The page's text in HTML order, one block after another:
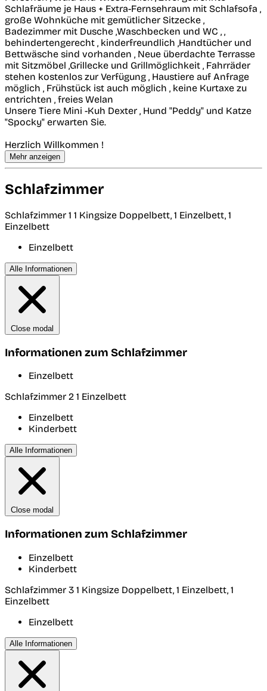
Schlafräume je Haus + Extra-Fernsehraum mit Schlafsofa ,
große Wohnküche mit gemütlicher Sitzecke ,
Badezimmer mit Dusche ,Waschbecken und WC , ,
behindertengerecht , kinderfreundlich ,Handtücher und
Bettwäsche sind vorhanden , Neue überdachte Terrasse
mit Sitzmöbel ,Grillecke und Grillmöglichkeit , Fahrräder
stehen kostenlos zur Verfügung , Haustiere auf Anfrage
möglich , Frühstück ist auch möglich , keine Kurtaxe zu
entrichten , freies Welan
Unsere Tiere Mini -Kuh Dexter , Hund "Peddy" und Katze
"Spocky" erwarten Sie.
Herzlich Willkommen !
Mehr anzeigen
Schlafzimmer
Schlafzimmer 1 1 Kingsize Doppelbett, 1 Einzelbett, 1
Einzelbett
Einzelbett
Alle Informationen
Close modal
Informationen zum Schlafzimmer
Einzelbett
Schlafzimmer 2 1 Einzelbett
Einzelbett
Kinderbett
Alle Informationen
Close modal
Informationen zum Schlafzimmer
Einzelbett
Kinderbett
Schlafzimmer 3 1 Kingsize Doppelbett, 1 Einzelbett, 1
Einzelbett
Einzelbett
Alle Informationen